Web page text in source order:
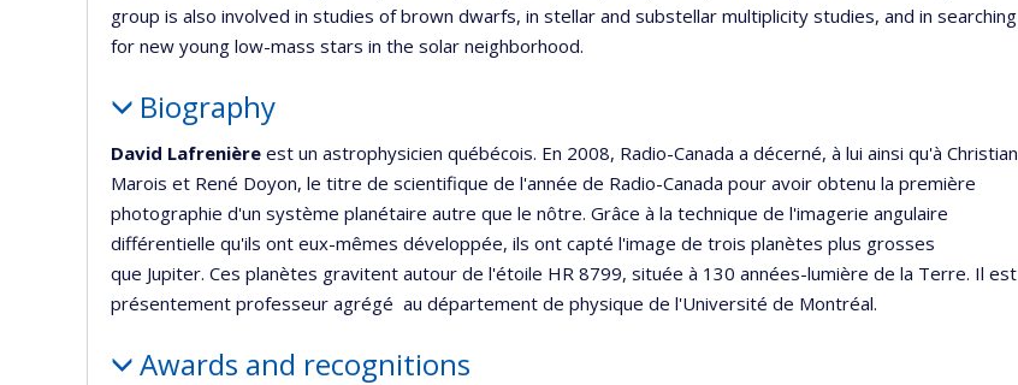
group is also involved in studies of brown dwarfs, in stellar and substellar multiplicity studies, and in searching
for new young low-mass stars in the solar neighborhood.
Biography
David Lafrenière est un astrophysicien québécois. En 2008, Radio-Canada a décerné, à lui ainsi qu'à Christian
Marois et René Doyon, le titre de scientifique de l'année de Radio-Canada pour avoir obtenu la première
photographie d'un système planétaire autre que le nôtre. Grâce à la technique de l'imagerie angulaire
différentielle qu'ils ont eux-mêmes développée, ils ont capté l'image de trois planètes plus grosses
que Jupiter. Ces planètes gravitent autour de l'étoile HR 8799, située à 130 années-lumière de la Terre. Il est
présentement professeur agrégé au département de physique de l'Université de Montréal.
Awards and recognitions